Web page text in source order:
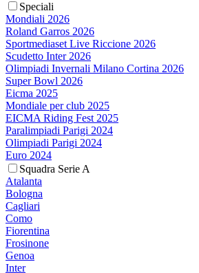
Speciali
Mondiali 2026
Roland Garros 2026
Sportmediaset Live Riccione 2026
Scudetto Inter 2026
Olimpiadi Invernali Milano Cortina 2026
Super Bowl 2026
Eicma 2025
Mondiale per club 2025
EICMA Riding Fest 2025
Paralimpiadi Parigi 2024
Olimpiadi Parigi 2024
Euro 2024
Squadra Serie A
Atalanta
Bologna
Cagliari
Como
Fiorentina
Frosinone
Genoa
Inter